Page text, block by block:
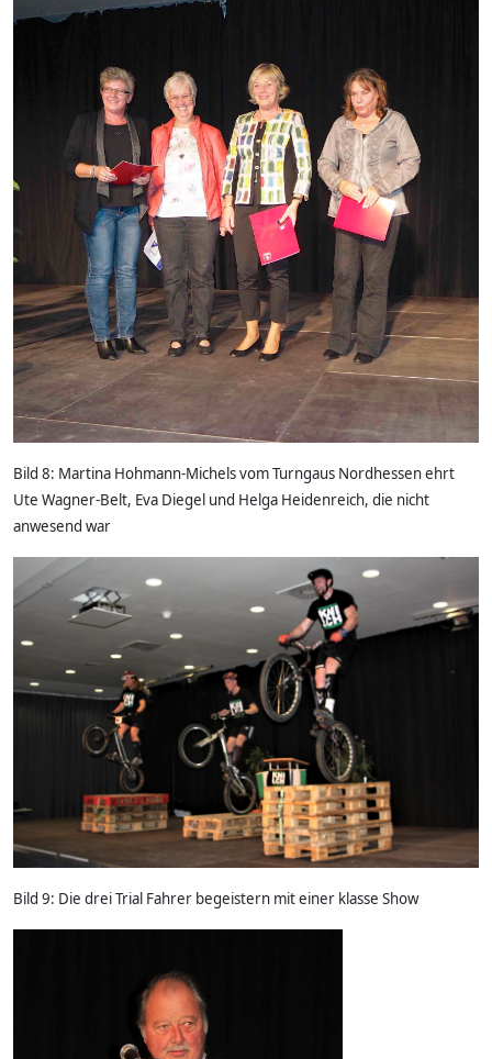
Bild 8: Martina Hohmann-Michels vom Turngaus Nordhessen ehrt
Ute Wagner-Belt, Eva Diegel und Helga Heidenreich, die nicht
anwesend war
Bild 9: Die drei Trial Fahrer begeistern mit einer klasse Show